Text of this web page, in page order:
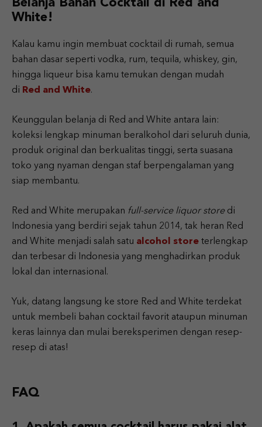
Belanja Bahan Cocktail di Red and
White!
Kalau kamu ingin membuat cocktail di rumah, semua
bahan dasar seperti vodka, rum, tequila, whiskey, gin,
hingga liqueur bisa kamu temukan dengan mudah
di Red and White.
Keunggulan belanja di Red and White antara lain:
koleksi lengkap minuman beralkohol dari seluruh dunia,
produk original dan berkualitas tinggi, serta suasana
toko yang nyaman dengan staf berpengalaman yang
siap membantu.
Red and White merupakan full-service liquor storedi
Indonesia yang berdiri sejak tahun 2014, tak heran Red
and White menjadi salah satu alcohol store terlengkap
dan terbesar di Indonesia yang menghadirkan produk
lokal dan internasional.
Yuk, datang langsung ke store Red and White terdekat
untuk membeli bahan cocktail favorit ataupun minuman
keras lainnya dan mulai bereksperimen dengan resep-
resep di atas!
FAQ